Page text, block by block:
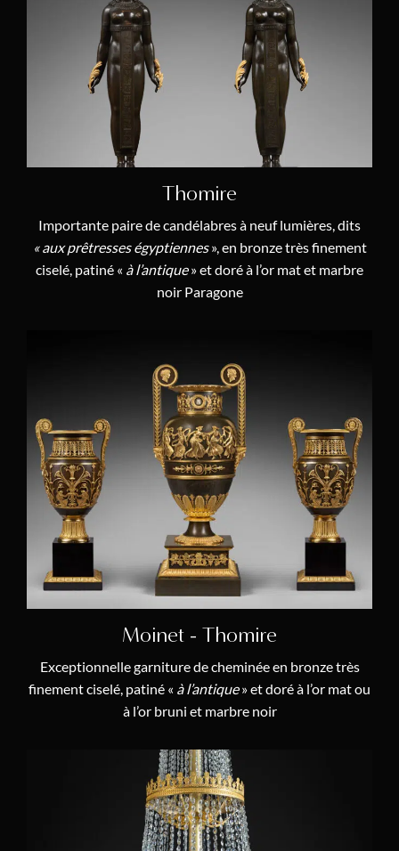
Dominique Daguerre
Antoine-François Dumont
Godefroy Dester
Constantin-Louis Detouche
Jean-Simon Deverberie
Georges-Adrien Merlet (1)
Etienne-Maurice Falconet (1)
François-Louis Godon (1)
Pierre Gouthière (2)
Ferdinand-Joseph Grandperrin
Charles-Guillaume Hautemanière
Jacques-François Houdin (1)
Antide Janvier (1)
Dieudonné Kinable (4)
Adam Weisweiler (3)
(1)
Etienne I Lenoir (1)
Jean-André et Jean-Baptiste Lepaute
Thomire
Importante paire de candélabres à neuf lumières, dits
« aux prêtresses égyptiennes», en bronze très finement
ciselé, patiné « à l’antique» et doré à l’or mat et marbre
noir Paragone
Moinet - Thomire
Exceptionnelle garniture de cheminée en bronze très
finement ciselé, patiné « à l’antique» et doré à l’or mat ou
à l’or bruni et marbre noir